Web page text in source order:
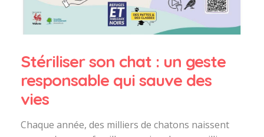
Stériliser son chat : un geste
responsable qui sauve des
vies
Chaque année, des milliers de chatons naissent